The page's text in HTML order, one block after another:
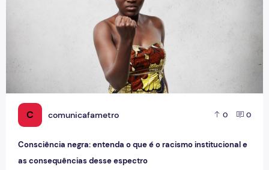
C comunicafametro 0 0
Consciência negra: entenda o que é o racismo institucional e
as consequências desse espectro